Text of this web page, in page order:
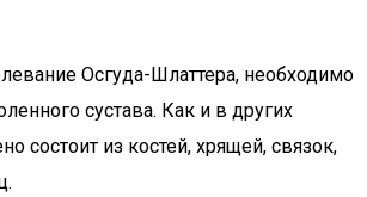
Осгуда-Шлаттера, необходимо
сустава. Как и в других
состоит из костей, хрящей, связок,